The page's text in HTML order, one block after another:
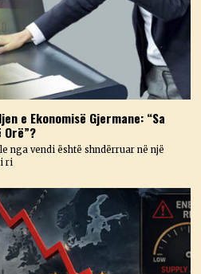
e Ekonomisë Gjermane: “Sa
Orë”?
nga vendi është shndërruar në një
i ri